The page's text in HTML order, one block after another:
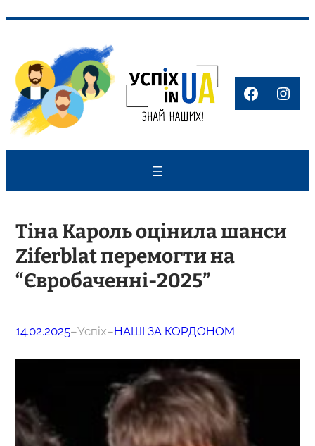
вмісту
Тіна Кароль оцінила шанси
Ziferblat перемогти на
“Євробаченні-2025”
14.02.2025–Успіх–НАШІ ЗА КОРДОНОМ